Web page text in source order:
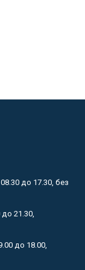
до 17.30, без
21.30,
до 18.00,